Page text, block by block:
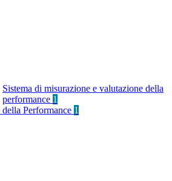
Sistema di misurazione e valutazione della
performance 1
della Performance 1